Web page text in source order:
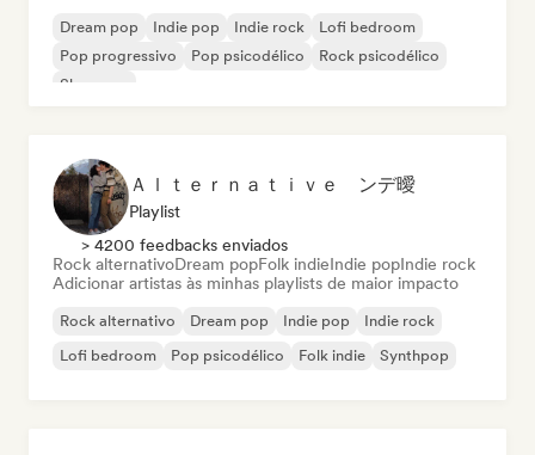
Dream pop Indie pop Indie rock
Lofi bedroom
Pop progressivo
Pop psicodélico
Rock psicodélico
Shoegaze
Ａｌｔｅｒｎａｔｉｖｅ ンデ曖
Playlist
> 4200 feedbacks enviados
Rock alternativoDream popFolk indieIndie popIndie rock
Adicionar artistas às minhas playlists de maior impacto
Rock alternativo Dream pop Indie pop
Indie rock
Lofi bedroom
Pop psicodélico Folk indie Synthpop